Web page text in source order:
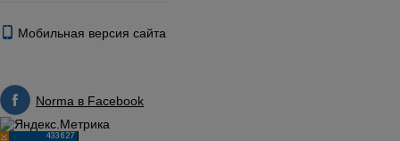
Мобильная версия сайта
Norma в Facebook